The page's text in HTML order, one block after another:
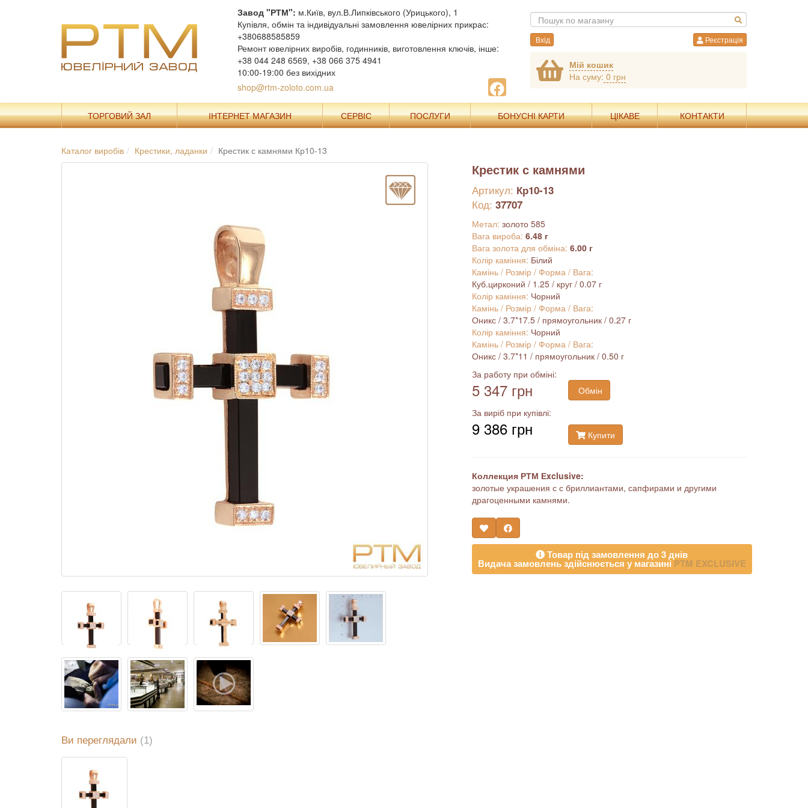
Завод "РТМ": м.Київ, вул.В.Липківського (Урицького), 1
Купівля, обмін та індивідуальні замовлення ювелірних прикрас:
+380688585859
Ремонт ювелірних виробів, годинників, виготовлення ключів, інше:
+38 044 248 6569, +38 066 375 4941
10:00-19:00 без вихідних
shop@rtm-zoloto.com.ua
Вхід Реєстрація
Мій кошик
На суму: 0 грн
ТОРГОВИЙ ЗАЛ ІНТЕРНЕТ МАГАЗИН СЕРВІС ПОСЛУГИ БОНУСНІ КАРТИ ЦІКАВЕ КОНТАКТИ
Каталог виробів Крестики, ладанки Крестик с камнями Кр10-13
Крестик с камнями
Артикул: Кр10-13
Код: 37707
Метал: золото 585
Вага вироба: 6.48 г
Вага золота для обміна: 6.00 г
Колір каміння: Білий
Камінь / Розмір / Форма / Вага:
Куб.цирконий / 1.25 / круг / 0.07 г
Колір каміння: Чорний
Камінь / Розмір / Форма / Вага:
Оникс / 3.7*17.5 / прямоугольник / 0.27 г
Колір каміння: Чорний
Камінь / Розмір / Форма / Вага:
Оникс / 3.7*11 / прямоугольник / 0.50 г
За работу при обміні:
5 347 грн
Обмін
За виріб при купівлі:
9 386 грн Купити
Коллекция РТМ Еxclusive:
золотые украшения с с бриллиантами, сапфирами и другими
драгоценными камнями.
Товар під замовлення до 3 днів
Видача замовлень здійснюється у магазиніPTM EXCLUSIVE
Ви переглядали (1)